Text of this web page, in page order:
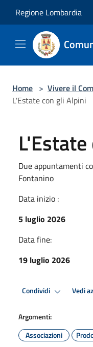
Regione Lombardia
Home > Vivere il
L'Estate con gli Alpini
Due appuntamenti
Fontanino
Data inizio :
5 luglio 2026
Data fine:
19 luglio 2026
Condividi Vedi
Argomenti:
Associazioni